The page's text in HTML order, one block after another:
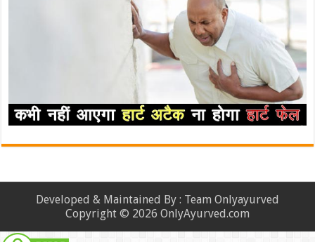
Developed & Maintained By : Team Onlyayurved
Copyright © 2026 OnlyAyurved.com